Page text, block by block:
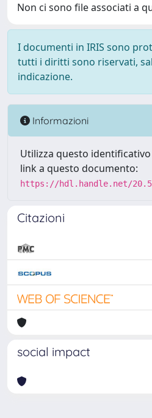
Non ci sono file associati a
I documenti in IRIS sono
tutti i diritti sono riservati,
indicazione.
Informazioni
Utilizza questo
link a questo documento:
https://hdl.handle.net/
Citazioni
social impact